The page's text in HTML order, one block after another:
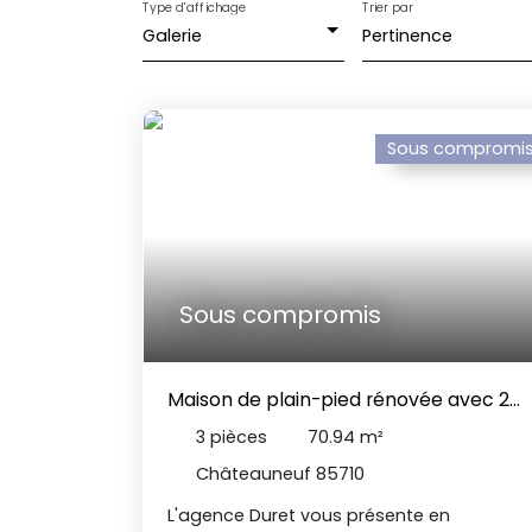
Galerie
Type d'affichage
Pertinence
Trier par
Sous compromis
Sous
Maison de plain-pied rénovée avec 2
chambres, possibilité 3ᵉ chambre,
terrasses, garage et jardin avec vue
dégagée
3 pièces 70.94 m²
Châteauneuf 85710
L'agence Duret vous présente en